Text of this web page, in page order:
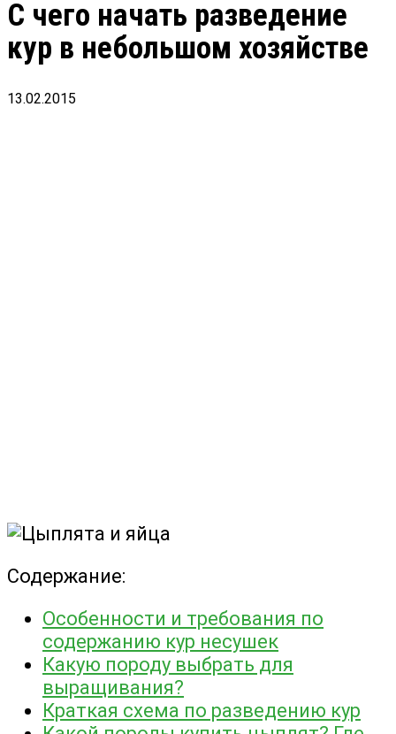
С чего начать разведение
кур в небольшом хозяйстве
13.02.2015
Содержание:
Особенности и требования по
содержанию кур несушек
Какую породу выбрать для
выращивания?
Краткая схема по разведению кур